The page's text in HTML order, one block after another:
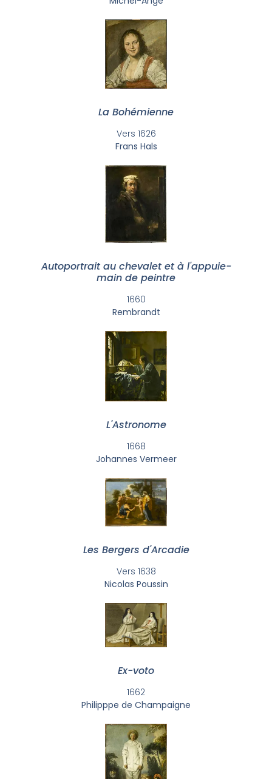
La Bohémienne
Vers 1626
Frans Hals
Autoportrait au chevalet et à l'appuie-
main de peintre
1660
Rembrandt
L'Astronome
1668
Johannes Vermeer
Les Bergers d'Arcadie
Vers 1638
Nicolas Poussin
Ex-voto
1662
Philipppe de Champaigne